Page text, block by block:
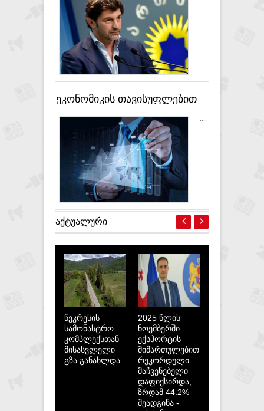
დაფინანსებაზე განაცხადების
მიღება დაიწყო
ეკონომიკის თავისუფლებით
საქართველო ევროპის
საუკეთესო ოცეულშია
ᲐᲥᲢᲣᲐᲚᲣᲠᲘ
ნეკრესის
სამონასტრო
კომპლექსთან
მისასვლელი
გზა განახლდა
2025 წლის
ნოემბერში
ექსპორტის
მიმართულებით
რეკორდული
მაჩვენებელი
დაფიქსირდა,
ზრდამ 44.2%
შეადგინა -